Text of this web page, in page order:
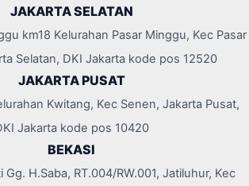
JAKARTA SELATAN
km18 Kelurahan Pasar Minggu, Kec Pasar
Selatan, DKI Jakarta kode pos 12520
JAKARTA PUSAT
Kwitang, Kec Senen, Jakarta Pusat,
Jakarta kode pos 10420
BEKASI
H.Saba, RT.004/RW.001, Jatiluhur, Kec